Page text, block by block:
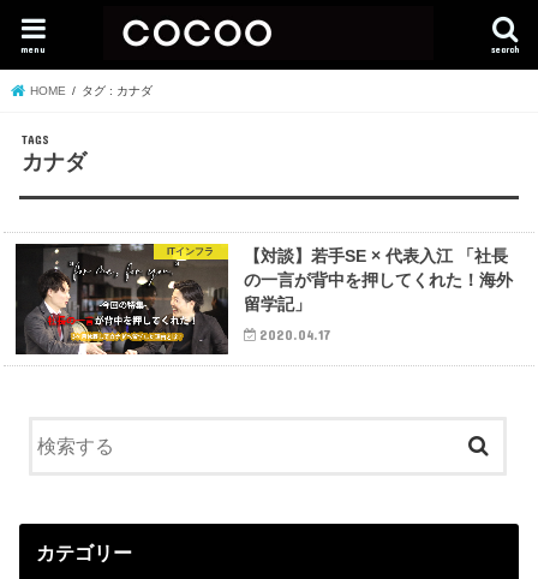
search
menu
HOME タグ : カナダ
カナダ
ITインフラ
【対談】若手SE × 代表入江 「社長
の一言が背中を押してくれた！海外
留学記」
2020.04.17
カテゴリー